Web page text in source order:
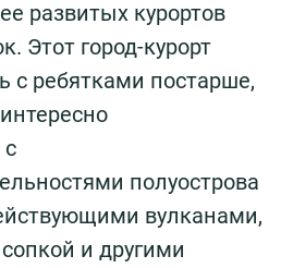
развитых курортов
Этот город-курорт
с ребятками постарше,
полуострова
вулканами,
и другими